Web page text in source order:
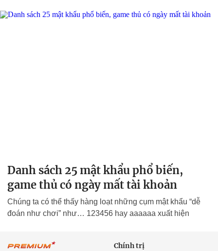
Danh sách 25 mật khẩu phổ biến,
game thủ có ngày mất tài khoản
Chúng ta có thể thấy hàng loạt những cụm mật khẩu “dễ
đoán như chơi” như… 123456 hay aaaaaa xuất hiện
Chính trị